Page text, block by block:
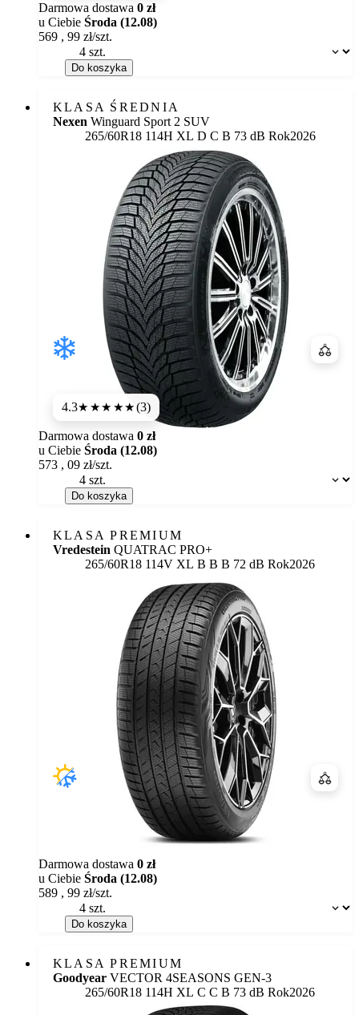
Dostępność:
Darmowa dostawa 0 zł
u Ciebie Środa (12.08)
569 , 99 zł/szt.
Do koszyka
KLASA ŚREDNIA
Nexen Winguard Sport 2 SUV
265/60R18 114H XL Etykieta:
D C B 73 dB Rok2026
4.3★★★★★(3)
Dostępność:
Darmowa dostawa 0 zł
u Ciebie Środa (12.08)
573 , 09 zł/szt.
Do koszyka
KLASA PREMIUM
Vredestein QUATRAC PRO+
265/60R18 114V XL Etykieta:
B B B 72 dB Rok2026
Dostępność:
Darmowa dostawa 0 zł
u Ciebie Środa (12.08)
589 , 99 zł/szt.
Do koszyka
KLASA PREMIUM
Goodyear VECTOR 4SEASONS GEN-3
265/60R18 114H XL Etykieta:
C C B 73 dB Rok2026